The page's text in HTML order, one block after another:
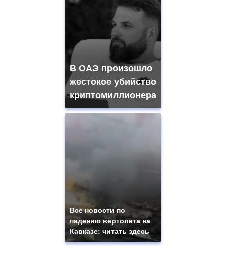
В ОАЭ произошло
жестокое убийство
криптомиллионера
Все новости по
падению вертолета на
Кавказе: читать здесь